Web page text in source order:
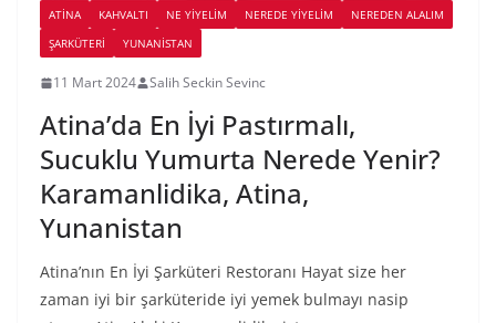
ATINA KAHVALTI NE YİYELİM NEREDE YİYELİM
NEREDEN ALALIM
ŞARKÜTERI
YUNANISTAN
11 Mart 2024 Salih Seckin Sevinc
Atina’da En İyi Pastırmalı,
Sucuklu Yumurta Nerede Yenir?
Karamanlidika, Atina,
Yunanistan
Atina’nın En İyi Şarküteri Restoranı Hayat size her
zaman iyi bir şarküteride iyi yemek bulmayı nasip